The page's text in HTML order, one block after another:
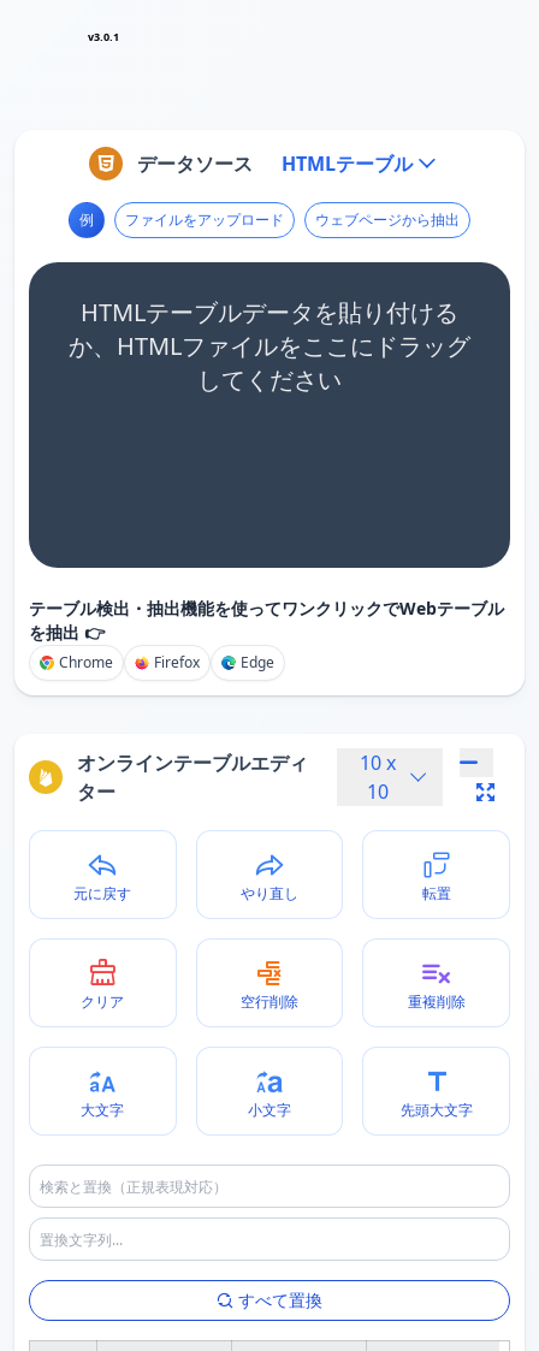
v3.0.1
データソース HTMLテーブル
例 ファイルをアップロード ウェブページから抽出
HTMLテーブルデータを貼り付ける
か、HTMLファイルをここにドラッグ
してください
テーブル検出・抽出機能を使ってワンクリックでWebテーブル
を抽出 👉
Chrome Firefox Edge
オンラインテーブルエディ
ター
10x
10
元に戻す やり直し 転置
クリア 空行削除 重複削除
大文字 小文字 先頭大文字
すべて置換